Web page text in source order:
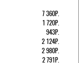
7 360Р.
1 720Р.
943Р.
2 124Р.
2 980Р.
2 791Р.